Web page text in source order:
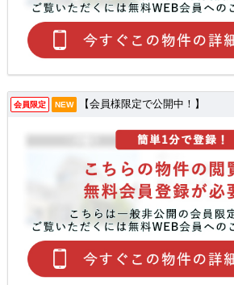
会員限定 NEW 【会員様限定で公開中！】